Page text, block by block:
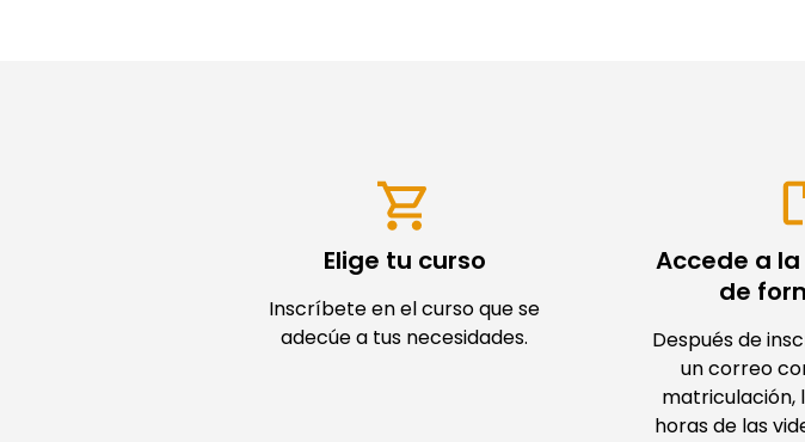
Elige tu curso
Inscríbete en el curso que se
adecúe a tus necesidades.
Accede a
de
Después de
un correo
matriculación,
horas de las